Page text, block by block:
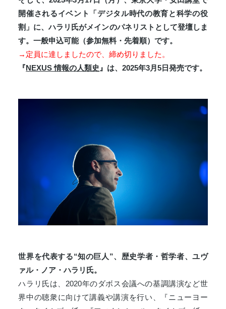
開催されるイベント「デジタル時代の教育と科学の役
割」に、ハラリ氏がメインのパネリストとして登壇しま
す。一般申込可能（参加無料・先着順）です。
→ 定員に達しましたので、締め切りました。
『NEXUS 情報の人類史 』は、2025年3月5日発売です。
世界を代表する“知の巨人”、歴史学者・哲学者、ユヴ
ァル・ノア・ハラリ氏。
ハラリ氏は、2020年のダボス会議への基調講演など世
界中の聴衆に向けて講義や講演を行い、『ニューヨー